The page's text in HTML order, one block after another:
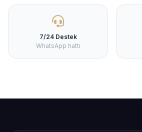
7/24 Destek
WhatsApp hattı